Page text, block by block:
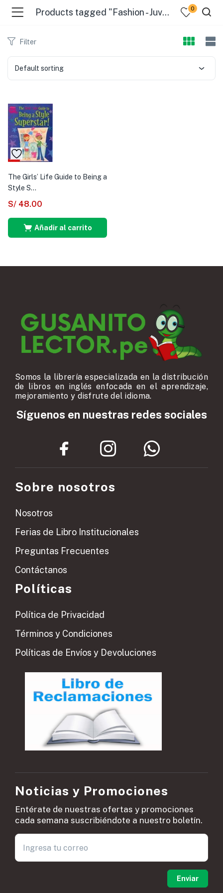
Products tagged "Fashion - Juvenile literature" 0
Filter
Default sorting
The Girls’ Life Guide to Being a
Style S...
S/ 48.00
Añadir al carrito
Somos la librería especializada en la distribución
de libros en inglés enfocada en el aprendizaje,
mejoramiento y disfrute del idioma.
Síguenos en nuestras redes sociales
Sobre nosotros
Nosotros
Ferias de Libro Institucionales
Preguntas Frecuentes
Contáctanos
Políticas
Política de Privacidad
Términos y Condiciones
Políticas de Envíos y Devoluciones
Noticias y Promociones
Entérate de nuestras ofertas y promociones
cada semana suscribiéndote a nuestro boletín.